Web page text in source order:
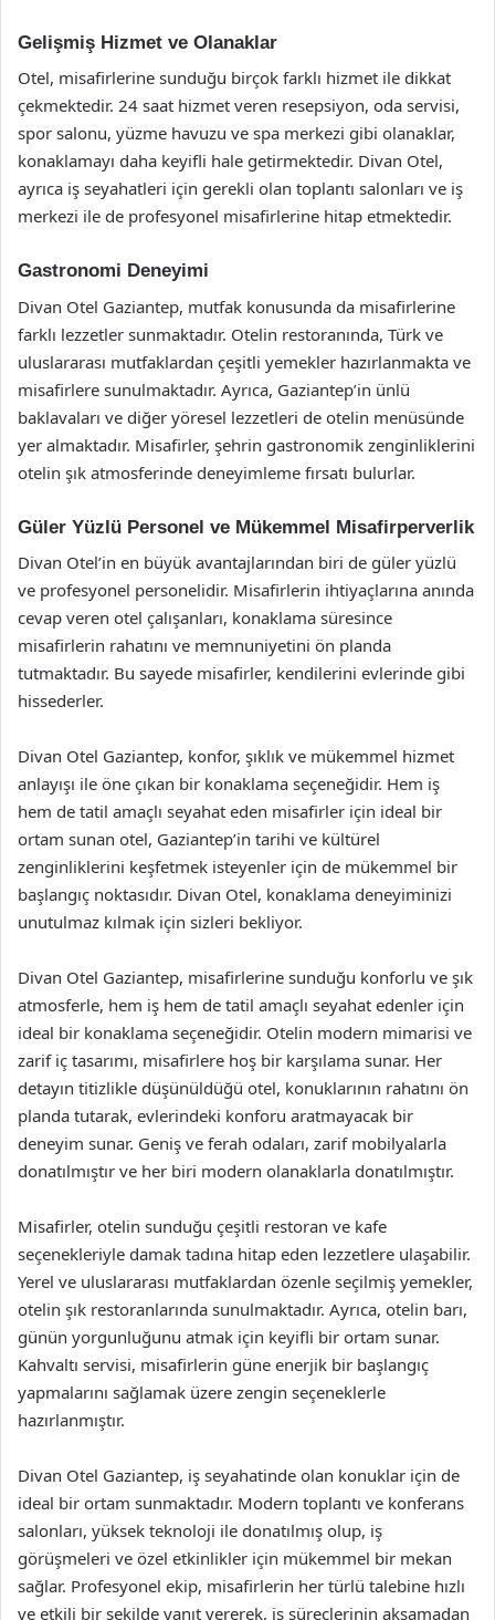
Gelişmiş Hizmet ve Olanaklar
Otel, misafirlerine sunduğu birçok farklı hizmet ile dikkat
çekmektedir. 24 saat hizmet veren resepsiyon, oda servisi,
spor salonu, yüzme havuzu ve spa merkezi gibi olanaklar,
konaklamayı daha keyifli hale getirmektedir. Divan Otel,
ayrıca iş seyahatleri için gerekli olan toplantı salonları ve iş
merkezi ile de profesyonel misafirlerine hitap etmektedir.
Gastronomi Deneyimi
Divan Otel Gaziantep, mutfak konusunda da misafirlerine
farklı lezzetler sunmaktadır. Otelin restoranında, Türk ve
uluslararası mutfaklardan çeşitli yemekler hazırlanmakta ve
misafirlere sunulmaktadır. Ayrıca, Gaziantep’in ünlü
baklavaları ve diğer yöresel lezzetleri de otelin menüsünde
yer almaktadır. Misafirler, şehrin gastronomik zenginliklerini
otelin şık atmosferinde deneyimleme fırsatı bulurlar.
Güler Yüzlü Personel ve Mükemmel Misafirperverlik
Divan Otel’in en büyük avantajlarından biri de güler yüzlü
ve profesyonel personelidir. Misafirlerin ihtiyaçlarına anında
cevap veren otel çalışanları, konaklama süresince
misafirlerin rahatını ve memnuniyetini ön planda
tutmaktadır. Bu sayede misafirler, kendilerini evlerinde gibi
hissederler.
Divan Otel Gaziantep, konfor, şıklık ve mükemmel hizmet
anlayışı ile öne çıkan bir konaklama seçeneğidir. Hem iş
hem de tatil amaçlı seyahat eden misafirler için ideal bir
ortam sunan otel, Gaziantep’in tarihi ve kültürel
zenginliklerini keşfetmek isteyenler için de mükemmel bir
başlangıç noktasıdır. Divan Otel, konaklama deneyiminizi
unutulmaz kılmak için sizleri bekliyor.
Divan Otel Gaziantep, misafirlerine sunduğu konforlu ve şık
atmosferle, hem iş hem de tatil amaçlı seyahat edenler için
ideal bir konaklama seçeneğidir. Otelin modern mimarisi ve
zarif iç tasarımı, misafirlere hoş bir karşılama sunar. Her
detayın titizlikle düşünüldüğü otel, konuklarının rahatını ön
planda tutarak, evlerindeki konforu aratmayacak bir
deneyim sunar. Geniş ve ferah odaları, zarif mobilyalarla
donatılmıştır ve her biri modern olanaklarla donatılmıştır.
Misafirler, otelin sunduğu çeşitli restoran ve kafe
seçenekleriyle damak tadına hitap eden lezzetlere ulaşabilir.
Yerel ve uluslararası mutfaklardan özenle seçilmiş yemekler,
otelin şık restoranlarında sunulmaktadır. Ayrıca, otelin barı,
günün yorgunluğunu atmak için keyifli bir ortam sunar.
Kahvaltı servisi, misafirlerin güne enerjik bir başlangıç
yapmalarını sağlamak üzere zengin seçeneklerle
hazırlanmıştır.
Divan Otel Gaziantep, iş seyahatinde olan konuklar için de
ideal bir ortam sunmaktadır. Modern toplantı ve konferans
salonları, yüksek teknoloji ile donatılmış olup, iş
görüşmeleri ve özel etkinlikler için mükemmel bir mekan
sağlar. Profesyonel ekip, misafirlerin her türlü talebine hızlı
ve etkili bir şekilde yanıt vererek, iş süreçlerinin aksamadan